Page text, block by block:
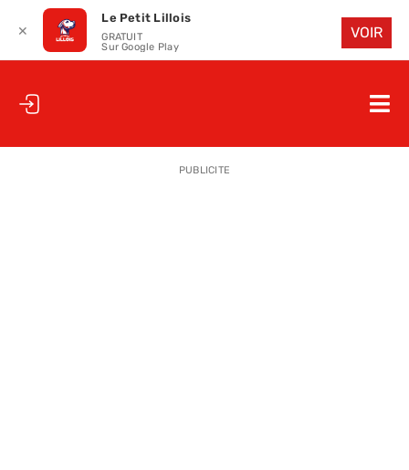
à
PUBLICITE
✕
Le Petit Lillois
GRATUIT
Sur Google Play
VOIR